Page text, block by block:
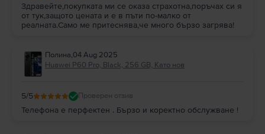
Здравейте,покупката ми се оказа страхотна,поръчах си я
от тук,защото цената и е в пъти по-малко от
реалната.Само ме притеснява,че много бързо загрява!
Полина,04 Aug 2025
Huawei P60 Pro, Black, 256 GB, Като нов
5/5 Проверен отзив
Телефона е перфектен . Бързо и коректно обслужване !